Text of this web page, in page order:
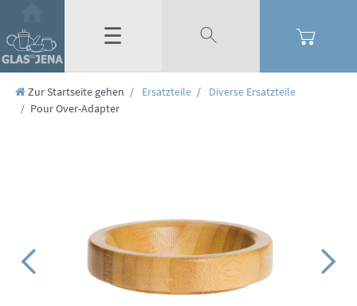
☰
Zur Startseite gehen Ersatzteile
Diverse Ersatzteile
Pour Over-Adapter